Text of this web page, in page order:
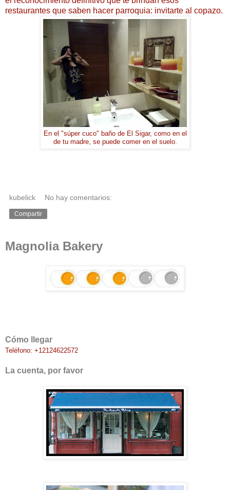
restaurantes que saben hacer parroquia: invitarte al copazo.
En el "súper cuco" baño de El Sigar, como en el
de tu madre, se puede comer en el suelo.
kubelick No hay comentarios:
Compartir
Magnolia Bakery
Cómo llegar
Teléfono: +12124622572
La cuenta, por favor